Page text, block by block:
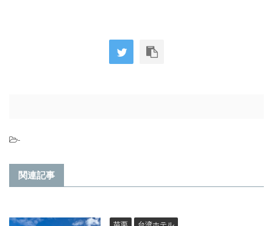
-
関連記事